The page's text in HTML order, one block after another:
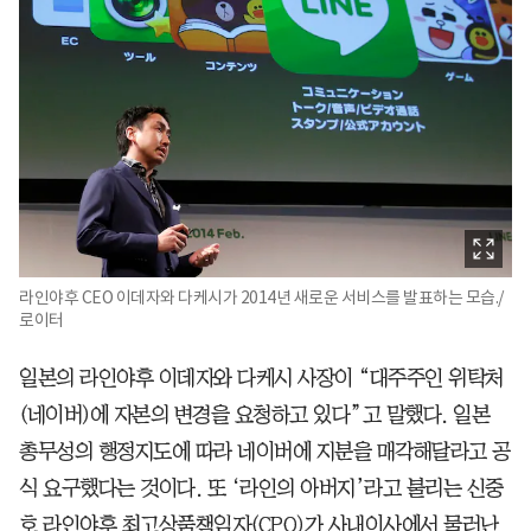
라인야후 CEO 이데자와 다케시가 2014년 새로운 서비스를 발표하는 모습./
로이터
일본의 라인야후 이데자와 다케시 사장이 “대주주인 위탁처
(네이버)에 자본의 변경을 요청하고 있다”고 말했다. 일본
총무성의 행정지도에 따라 네이버에 지분을 매각해달라고 공
식 요구했다는 것이다. 또 ‘라인의 아버지’라고 불리는 신중
호 라인야후 최고상품책임자(CPO)가 사내이사에서 물러난